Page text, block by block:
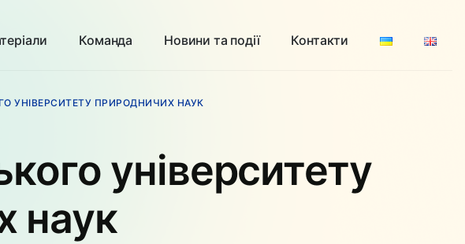
Команда Новини та події Контакти
університету
наук
УНІВЕРСИТЕТУ ПРИРОДНИЧИХ НАУК